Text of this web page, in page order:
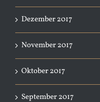
Dezember 2017
November 2017
Oktober 2017
September 2017